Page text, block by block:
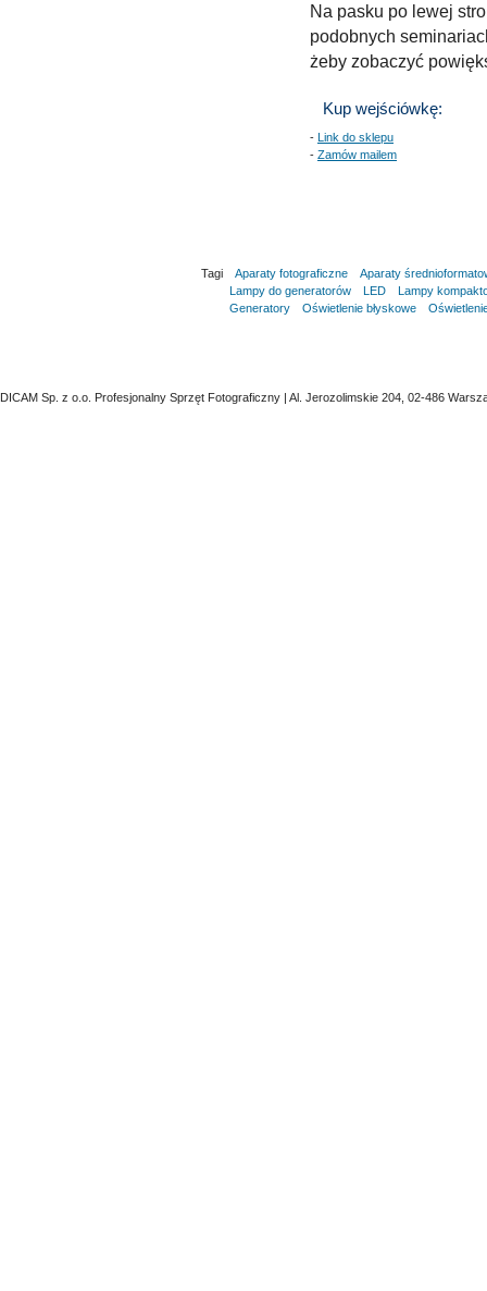
Na pasku po lewej
podobnych
żeby zobaczyć
Kup wejściówkę:
- Link do sklepu
- Zamów mailem
Tagi Aparaty fotograficzne
Aparaty
Lampy do generatorów
LED
Lampy
Generatory
Oświetlenie błyskowe
DICAM Sp. z o.o. Profesjonalny Sprzęt Fotograficzny | Al. Jerozolimskie 204, 02-486